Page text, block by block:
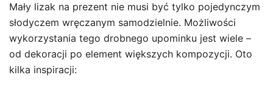
Mały lizak na prezent nie musi być tylko pojedynczym
słodyczem wręczanym samodzielnie. Możliwości
wykorzystania tego drobnego upominku jest wiele –
od dekoracji po element większych kompozycji. Oto
kilka inspiracji: